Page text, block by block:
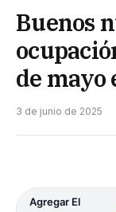
Buenos
de mayo
3 de junio de 2025
Agregar El